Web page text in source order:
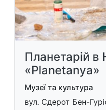
Планетарій в
«Planetanya»
Музеї та культура
вул. Сдерот Бен-